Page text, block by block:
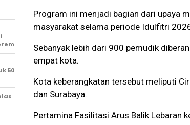
Program ini menjadi bagian dari upaya
masyarakat selama periode Idulfitri
Sebanyak lebih dari 900 pemudik
empat kota.
Kota keberangkatan tersebut meliputi
dan Surabaya.
Pertamina Fasilitasi Arus Balik Lebaran
50